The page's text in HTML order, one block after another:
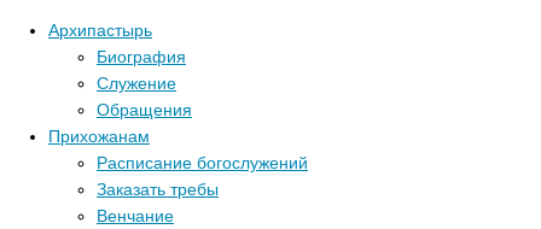
Архипастырь
Биография
Служение
Обращения
Прихожанам
Расписание богослужений
Заказать требы
Венчание